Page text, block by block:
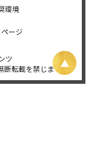
環境
ージ
ツ
断転載を禁じま